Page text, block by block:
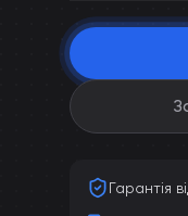
Гарантія